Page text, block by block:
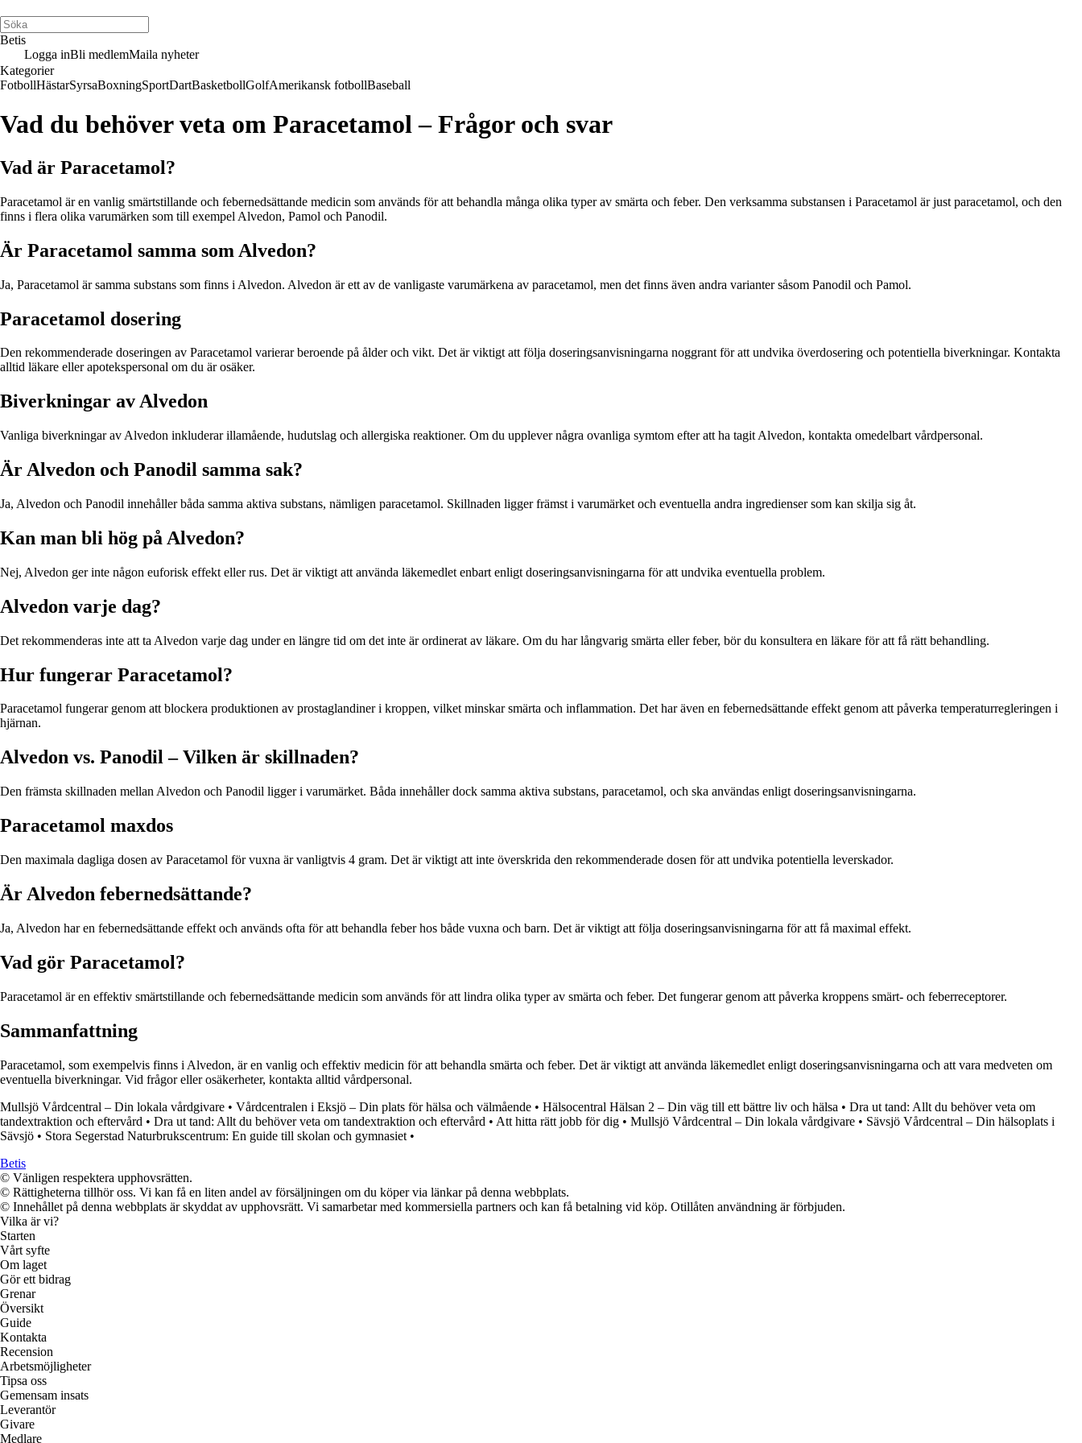
Betis
Logga inBli medlemMaila nyheter
Kategorier
FotbollHästarSyrsaBoxningSportDartBasketbollGolfAmerikansk fotbollBaseball
Vad du behöver veta om Paracetamol – Frågor och svar
Vad är Paracetamol?
Paracetamol är en vanlig smärtstillande och febernedsättande medicin som används för att behandla många olika typer av smärta och feber. Den verksamma substansen i Paracetamol är just paracetamol, och den
finns i flera olika varumärken som till exempel Alvedon, Pamol och Panodil.
Är Paracetamol samma som Alvedon?
Ja, Paracetamol är samma substans som finns i Alvedon. Alvedon är ett av de vanligaste varumärkena av paracetamol, men det finns även andra varianter såsom Panodil och Pamol.
Paracetamol dosering
Den rekommenderade doseringen av Paracetamol varierar beroende på ålder och vikt. Det är viktigt att följa doseringsanvisningarna noggrant för att undvika överdosering och potentiella biverkningar. Kontakta
alltid läkare eller apotekspersonal om du är osäker.
Biverkningar av Alvedon
Vanliga biverkningar av Alvedon inkluderar illamående, hudutslag och allergiska reaktioner. Om du upplever några ovanliga symtom efter att ha tagit Alvedon, kontakta omedelbart vårdpersonal.
Är Alvedon och Panodil samma sak?
Ja, Alvedon och Panodil innehåller båda samma aktiva substans, nämligen paracetamol. Skillnaden ligger främst i varumärket och eventuella andra ingredienser som kan skilja sig åt.
Kan man bli hög på Alvedon?
Nej, Alvedon ger inte någon euforisk effekt eller rus. Det är viktigt att använda läkemedlet enbart enligt doseringsanvisningarna för att undvika eventuella problem.
Alvedon varje dag?
Det rekommenderas inte att ta Alvedon varje dag under en längre tid om det inte är ordinerat av läkare. Om du har långvarig smärta eller feber, bör du konsultera en läkare för att få rätt behandling.
Hur fungerar Paracetamol?
Paracetamol fungerar genom att blockera produktionen av prostaglandiner i kroppen, vilket minskar smärta och inflammation. Det har även en febernedsättande effekt genom att påverka temperaturregleringen i
hjärnan.
Alvedon vs. Panodil – Vilken är skillnaden?
Den främsta skillnaden mellan Alvedon och Panodil ligger i varumärket. Båda innehåller dock samma aktiva substans, paracetamol, och ska användas enligt doseringsanvisningarna.
Paracetamol maxdos
Den maximala dagliga dosen av Paracetamol för vuxna är vanligtvis 4 gram. Det är viktigt att inte överskrida den rekommenderade dosen för att undvika potentiella leverskador.
Är Alvedon febernedsättande?
Ja, Alvedon har en febernedsättande effekt och används ofta för att behandla feber hos både vuxna och barn. Det är viktigt att följa doseringsanvisningarna för att få maximal effekt.
Vad gör Paracetamol?
Paracetamol är en effektiv smärtstillande och febernedsättande medicin som används för att lindra olika typer av smärta och feber. Det fungerar genom att påverka kroppens smärt- och feberreceptorer.
Sammanfattning
Paracetamol, som exempelvis finns i Alvedon, är en vanlig och effektiv medicin för att behandla smärta och feber. Det är viktigt att använda läkemedlet enligt doseringsanvisningarna och att vara medveten om
eventuella biverkningar. Vid frågor eller osäkerheter, kontakta alltid vårdpersonal.
Mullsjö Vårdcentral – Din lokala vårdgivare • Vårdcentralen i Eksjö – Din plats för hälsa och välmående • Hälsocentral Hälsan 2 – Din väg till ett bättre liv och hälsa • Dra ut tand: Allt du behöver veta om
tandextraktion och eftervård • Dra ut tand: Allt du behöver veta om tandextraktion och eftervård • Att hitta rätt jobb för dig • Mullsjö Vårdcentral – Din lokala vårdgivare • Sävsjö Vårdcentral – Din hälsoplats i
Sävsjö • Stora Segerstad Naturbrukscentrum: En guide till skolan och gymnasiet •
Betis
© Vänligen respektera upphovsrätten.
© Rättigheterna tillhör oss. Vi kan få en liten andel av försäljningen om du köper via länkar på denna webbplats.
© Innehållet på denna webbplats är skyddat av upphovsrätt. Vi samarbetar med kommersiella partners och kan få betalning vid köp. Otillåten användning är förbjuden.
Vilka är vi?
Starten
Vårt syfte
Om laget
Gör ett bidrag
Grenar
Översikt
Guide
Kontakta
Recension
Arbetsmöjligheter
Tipsa oss
Gemensam insats
Leverantör
Givare
Medlare